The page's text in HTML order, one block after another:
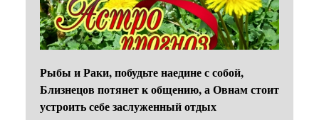
Рыбы и Раки, побудьте наедине с собой,
Близнецов потянет к общению, а Овнам стоит
устроить себе заслуженный отдых